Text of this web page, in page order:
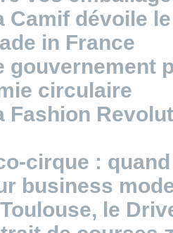
Camif dévoile
in France
gouvernement
circulaire
Fashion
cirque :
business
le